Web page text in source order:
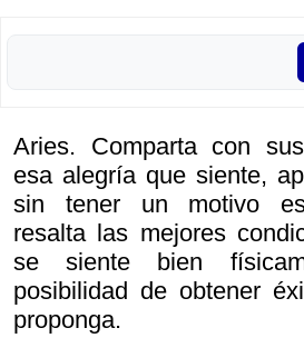
Aries. Comparta con
esa alegría que siente,
sin tener un motivo
resalta las mejores
se siente bien
posibilidad de obtener
proponga.